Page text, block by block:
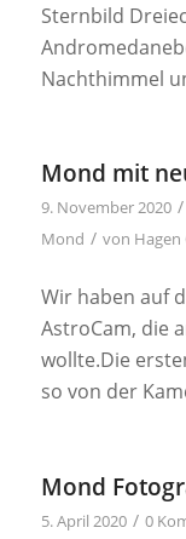
Sternbild
Nachthimmel
Mond mit
9. November 2020 /
Mond / von
Wir haben auf
AstroCam, die
wollte.Die
so von der
Mond
5. April 2020 / 0